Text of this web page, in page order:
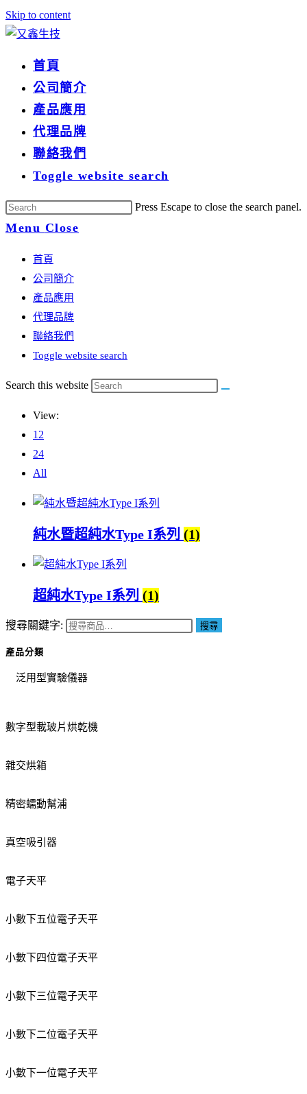
Skip to content
首頁
公司簡介
產品應用
代理品牌
聯絡我們
Toggle website search
Press Escape to close the search panel.
Menu Close
首頁
公司簡介
產品應用
代理品牌
聯絡我們
Toggle website search
Search this website
View:
12
24
All
純水暨超純水Type I系列 (1)
超純水Type I系列 (1)
搜尋關鍵字: 搜尋
產品分類
泛用型實驗儀器
數字型載玻片烘乾機
雜交烘箱
精密蠕動幫浦
真空吸引器
電子天平
小數下五位電子天平
小數下四位電子天平
小數下三位電子天平
小數下二位電子天平
小數下一位電子天平